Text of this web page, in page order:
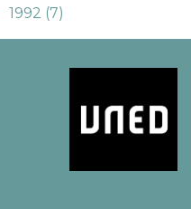
1992 (7)